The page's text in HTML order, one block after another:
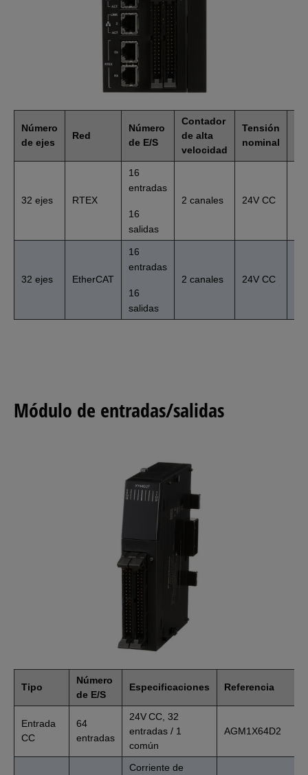
Número
de ejes
Red
Número
de E/S
Contador
de alta
velocidad
Tensión
nominal
32 ejes RTEX
16
entradas
16
salidas
2 canales 24V CC
32 ejes EtherCAT
16
entradas
16
salidas
2 canales 24V CC
Módulo de entradas/salidas
Tipo
Número
de E/S
Especificaciones Referencia
Entrada
CC
64
entradas
24V CC, 32
entradas / 1
común
AGM1X64D2
Corriente de